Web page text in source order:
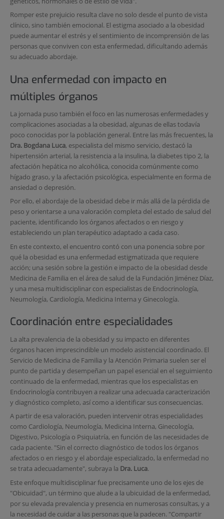
Romper este prejuicio resulta clave no solo desde el punto de vista
clínico, sino también emocional. El estigma asociado a la obesidad
puede aumentar el estrés y el sentimiento de incomprensión de las
personas que conviven con esta enfermedad, dificultando además
su adecuado abordaje.
Una enfermedad con impacto en
múltiples órganos
La jornada puso también el foco en las numerosas enfermedades y
complicaciones asociadas a la obesidad, algunas de ellas todavía
poco conocidas por la población general. Entre las más frecuentes, la
Dra. Bogdana Luca, especialista del mismo servicio, destacó la
hipertensión arterial, la resistencia a la insulina, la diabetes tipo 2, la
afectación hepática no alcohólica, conocida comúnmente como
hígado graso, y la afectación psicológica, especialmente en forma de
ansiedad o depresión.
Por ello, el abordaje de la obesidad debe ir más allá de la pérdida de
peso y orientarse a una valoración completa del estado de salud del
paciente, identificando los órganos afectados o en riesgo y
estableciendo un plan terapéutico adaptado a cada caso.
En este contexto, el encuentro contó con una ponencia sobre por
qué la obesidad es una enfermedad estigmatizada que requiere
acción; una sesión sobre la gestión e impacto de la obesidad desde
Medicina de Familia en el área de salud de la Fundación Jiménez Díaz,
y una mesa multidisciplinar con especialistas de Endocrinología,
Neumología, Cardiología, Medicina Interna y Ginecología.
Coordinación entre especialidades
La alta prevalencia de la obesidad y su impacto en diferentes
órganos hacen imprescindible un modelo asistencial coordinado. El
Servicio de Medicina de Familia y la Atención Primaria suelen ser el
punto de partida y desempeñan un papel esencial en el seguimiento
continuado de la enfermedad, mientras que los especialistas en
Endocrinología contribuyen a realizar una adecuada caracterización
y diagnóstico completo, así como a identificar sus consecuencias.
A partir de esa valoración, pueden intervenir otras especialidades
como Cardiología, Neumología, Medicina Interna, Ginecología,
Digestivo, Psicología o Psiquiatría, en función de las necesidades de
cada paciente. "Sin el correcto diagnóstico de todos los órganos
afectados o en riesgo y el abordaje especializado, la enfermedad no
se trata adecuadamente", subraya la Dra. Luca.
Este enfoque multidisciplinar fue precisamente uno de los ejes de
"Obicuidad", un término que alude a la ubicuidad de la enfermedad,
por su elevada prevalencia y presencia en numerosas consultas, y a
la necesidad de cuidar a las personas que la padecen. "Compartir